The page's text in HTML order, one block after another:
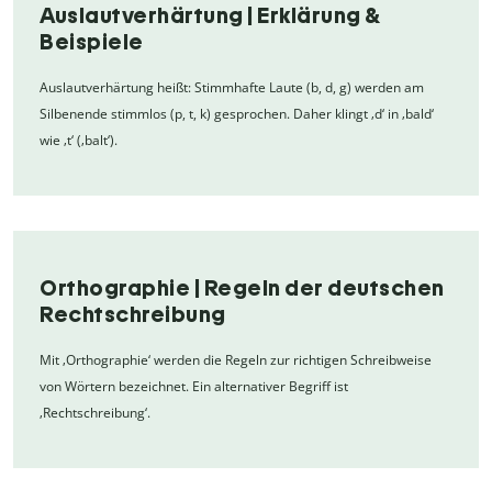
Auslautverhärtung | Erklärung &
Beispiele
Auslautverhärtung heißt: Stimmhafte Laute (b, d, g) werden am
Silbenende stimmlos (p, t, k) gesprochen. Daher klingt ‚d‘ in ‚bald‘
wie ‚t‘ (‚balt‘).
Orthographie | Regeln der deutschen
Rechtschreibung
Mit ‚Orthographie‘ werden die Regeln zur richtigen Schreibweise
von Wörtern bezeichnet. Ein alternativer Begriff ist
‚Rechtschreibung‘.